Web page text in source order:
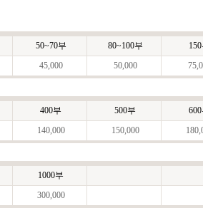
50~70부 80~100부
45,000 50,000
400부 500부
140,000 150,000
1000부
300,000